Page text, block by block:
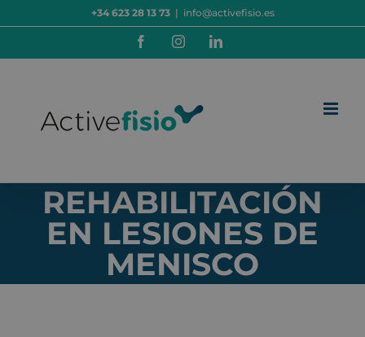
al
+34 623 28 13 73 | info@activefisio.es
FacebookInstagramLinkedIn
REHABILITACIÓN
EN LESIONES DE
MENISCO